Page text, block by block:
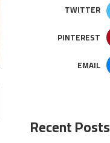
TWITTER
PINTEREST
EMAIL
Recent Posts